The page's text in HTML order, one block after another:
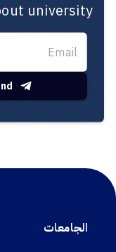
university
الجامعات